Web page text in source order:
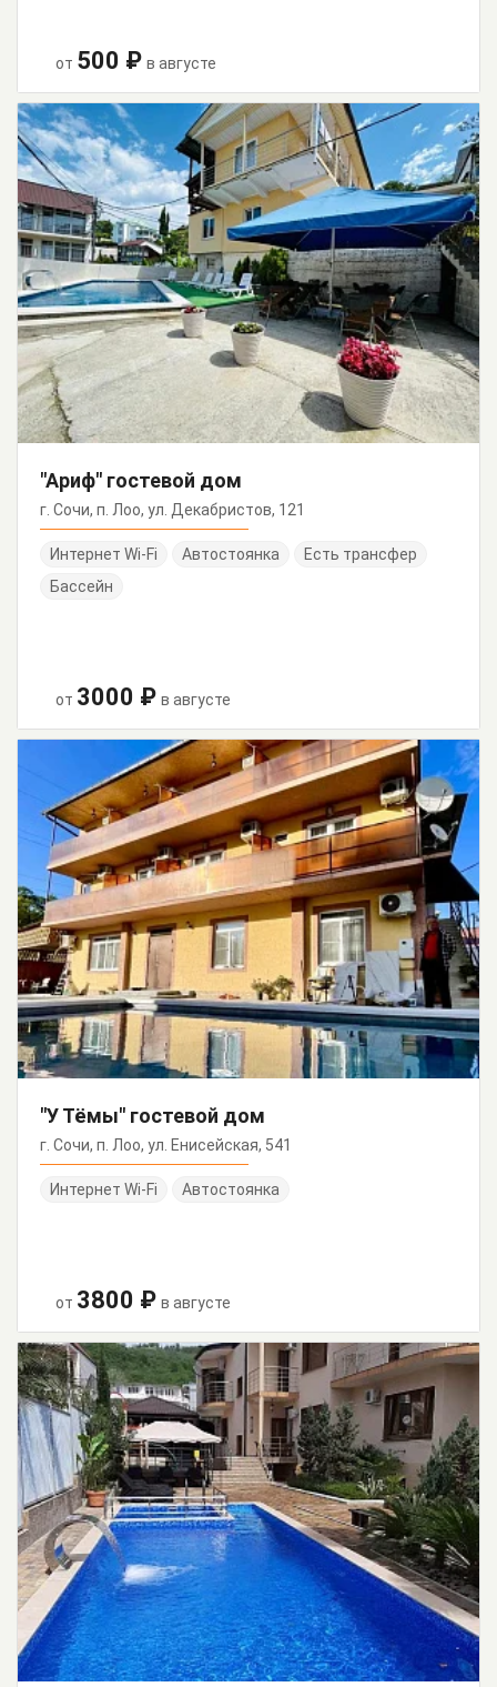
от 500 ₽ в августе
"Ариф" гостевой дом
г. Сочи, п. Лоо, ул. Декабристов, 121
Интернет Wi-Fi Автостоянка
Есть трансфер
Бассейн
от 3000 ₽ в августе
"У Тёмы" гостевой дом
г. Сочи, п. Лоо, ул. Енисейская, 541
Интернет Wi-Fi Автостоянка
от 3800 ₽ в августе